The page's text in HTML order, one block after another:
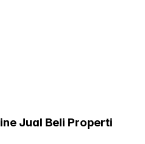
Jual Beli Properti